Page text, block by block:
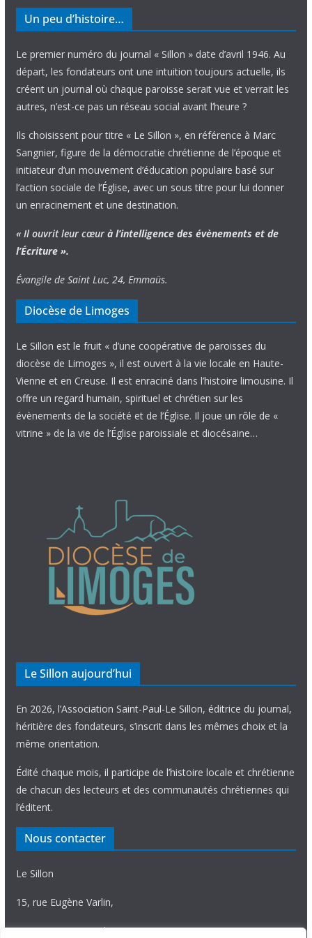
Un peu d’histoire…
Le premier numéro du journal « Sillon » date d’avril 1946. Au
départ, les fondateurs ont une intuition toujours actuelle, ils
créent un journal où chaque paroisse serait vue et verrait les
autres, n’est-ce pas un réseau social avant l’heure ?
Ils choisissent pour titre « Le Sillon », en référence à Marc
Sangnier, figure de la démocratie chrétienne de l’époque et
initiateur d’un mouvement d’éducation populaire basé sur
l’action sociale de l’Église, avec un sous titre pour lui donner
un enracinement et une destination.
« Il ouvrit leur cœur à l’intelligence des évènements et de
l’Écriture ».
Évangile de Saint Luc, 24, Emmaüs.
Diocèse de Limoges
Le Sillon est le fruit « d’une coopérative de paroisses du
diocèse de Limoges », il est ouvert à la vie locale en Haute-
Vienne et en Creuse. Il est enraciné dans l’histoire limousine. Il
offre un regard humain, spirituel et chrétien sur les
évènements de la société et de l’Église. Il joue un rôle de «
vitrine » de la vie de l’Église paroissiale et diocésaine…
Le Sillon aujourd’hui
En 2026, l’Association Saint-Paul-Le Sillon, éditrice du journal,
héritière des fondateurs, s’inscrit dans les mêmes choix et la
même orientation.
Édité chaque mois, il participe de l’histoire locale et chrétienne
de chacun des lecteurs et des communautés chrétiennes qui
l’éditent.
Nous contacter
Le Sillon
15, rue Eugène Varlin,
87036 Limoges Cedex.